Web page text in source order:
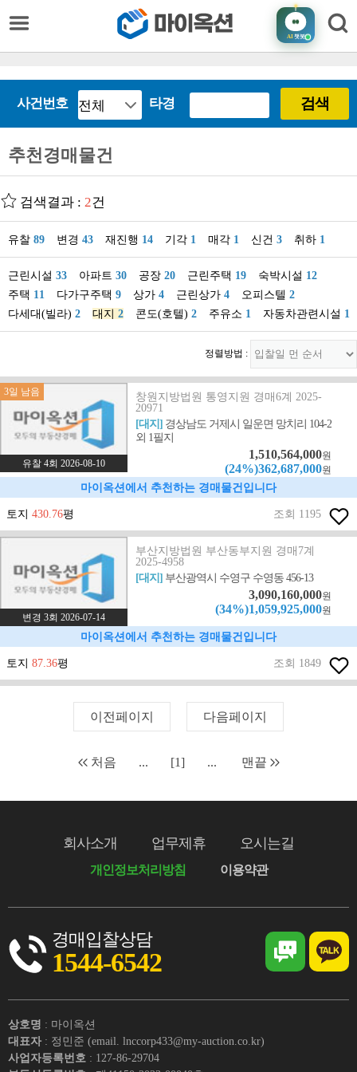
AI챗봇
사건번호 타경 검색
추천경매물건
검색결과 : 2건
유찰 89 변경 43 재진행 14 기각 1 매각 1 신건 3 취하 1
근린시설 33 아파트 30 공장 20 근린주택 19 숙박시설 12
주택 11 다가구주택 9 상가 4 근린상가 4 오피스텔 2
다세대(빌라) 2 대지 2 콘도(호텔) 2 주유소 1 자동차관련시설 1
정렬방법 :
3일 남음
유찰 4회 2026-08-10
창원지방법원 통영지원 경매6계 2025-
20971
[대지] 경상남도 거제시 일운면 망치리 104-2
외 1필지
1,510,564,000원
(24%)362,687,000원
마이옥션에서 추천하는 경매물건입니다
토지 430.76평 조회 1195
변경 3회 2026-07-14
부산지방법원 부산동부지원 경매7계
2025-4958
[대지] 부산광역시 수영구 수영동 456-13
3,090,160,000원
(34%)1,059,925,000원
마이옥션에서 추천하는 경매물건입니다
토지 87.36평 조회 1849
이전페이지 다음페이지
처음 ... [1] ... 맨끝
회사소개 업무제휴 오시는길
개인정보처리방침 이용약관
경매입찰상담
1544-6542
상호명 : 마이옥션
대표자 : 정민준 (email. lnccorp433@my-auction.co.kr)
사업자등록번호 : 127-86-29704